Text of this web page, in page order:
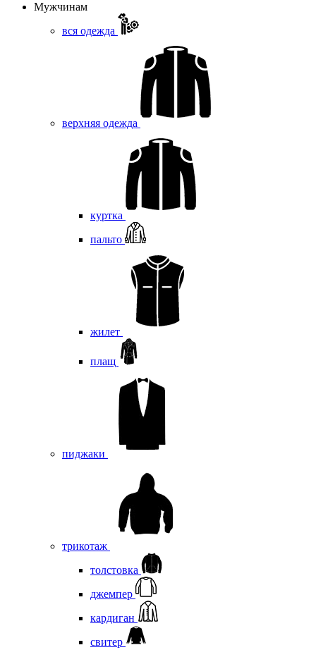
Мужчинам
вся одежда
верхняя одежда
куртка
пальто
жилет
плащ
пиджаки
трикотаж
толстовка
джемпер
кардиган
свитер